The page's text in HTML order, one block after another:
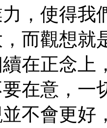
，使得我
而觀想就
在正念上
在意，一
並不會更